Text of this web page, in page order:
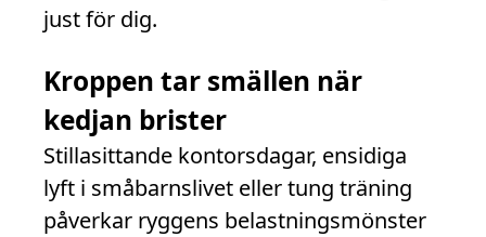
just för dig.
Kroppen tar smällen när
kedjan brister
Stillasittande kontorsdagar, ensidiga
lyft i småbarnslivet eller tung träning
påverkar ryggens belastningsmönster